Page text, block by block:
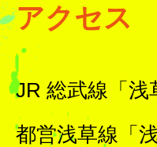
アクセス
JR 総武線「浅
都営浅草線「